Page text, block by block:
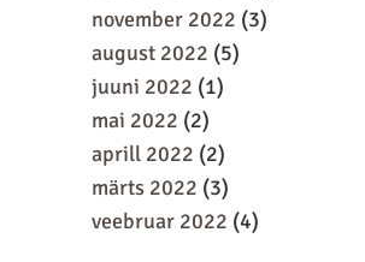
november 2022 (3)
august 2022 (5)
juuni 2022 (1)
mai 2022 (2)
aprill 2022 (2)
märts 2022 (3)
veebruar 2022 (4)